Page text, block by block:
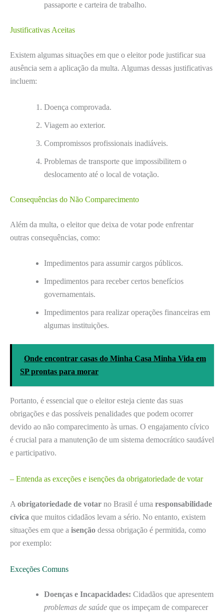
passaporte e carteira de trabalho.
Justificativas Aceitas
Existem algumas situações em que o eleitor pode justificar sua
ausência sem a aplicação da multa. Algumas dessas justificativas
incluem:
Doença comprovada.
Viagem ao exterior.
Compromissos profissionais inadiáveis.
Problemas de transporte que impossibilitem o
deslocamento até o local de votação.
Consequências do Não Comparecimento
Além da multa, o eleitor que deixa de votar pode enfrentar
outras consequências, como:
Impedimentos para assumir cargos públicos.
Impedimentos para receber certos benefícios
governamentais.
Impedimentos para realizar operações financeiras em
algumas instituições.
Onde encontrar casas do Minha Casa Minha Vida em
SP prontas para morar
Portanto, é essencial que o eleitor esteja ciente das suas
obrigações e das possíveis penalidades que podem ocorrer
devido ao não comparecimento às urnas. O engajamento cívico
é crucial para a manutenção de um sistema democrático saudável
e participativo.
– Entenda as exceções e isenções da obrigatoriedade de votar
A obrigatoriedade de votar no Brasil é uma responsabilidade
cívica que muitos cidadãos levam a sério. No entanto, existem
situações em que a isenção dessa obrigação é permitida, como
por exemplo:
Exceções Comuns
Doenças e Incapacidades: Cidadãos que apresentem
problemas de saúde que os impeçam de comparecer